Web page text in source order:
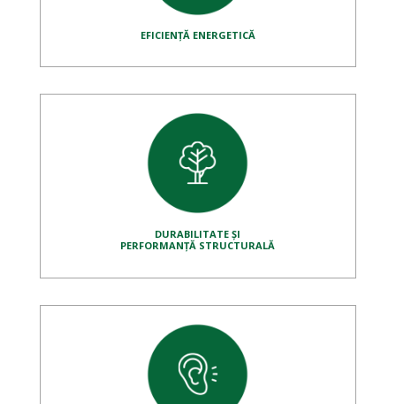
EFICIENȚĂ ENERGETICĂ
DURABILITATE ȘI
PERFORMANȚĂ STRUCTURALĂ